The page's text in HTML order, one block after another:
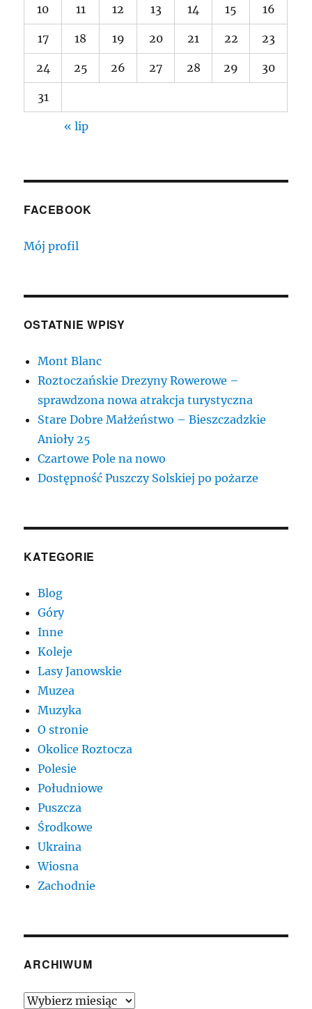
10 11 12 13 14 15 16
17 18 19 20 21 22 23
24 25 26 27 28 29 30
31
« lip
FACEBOOK
Mój profil
OSTATNIE WPISY
Mont Blanc
Roztoczańskie Drezyny Rowerowe –
sprawdzona nowa atrakcja turystyczna
Stare Dobre Małżeństwo – Bieszczadzkie
Anioły 25
Czartowe Pole na nowo
Dostępność Puszczy Solskiej po pożarze
KATEGORIE
Blog
Góry
Inne
Koleje
Lasy Janowskie
Muzea
Muzyka
O stronie
Okolice Roztocza
Polesie
Południowe
Puszcza
Środkowe
Ukraina
Wiosna
Zachodnie
ARCHIWUM
Archiwum